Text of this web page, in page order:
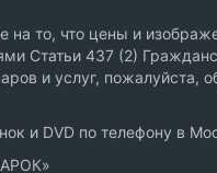
то, что цены и
Статьи 437 (2)
и услуг, пожалуйста,
и DVD по телефону в